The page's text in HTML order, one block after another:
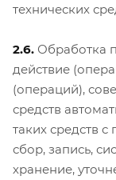
технических
2.6. Обработка
действие
(операций),
средств
таких средств
сбор, запись,
хранение,